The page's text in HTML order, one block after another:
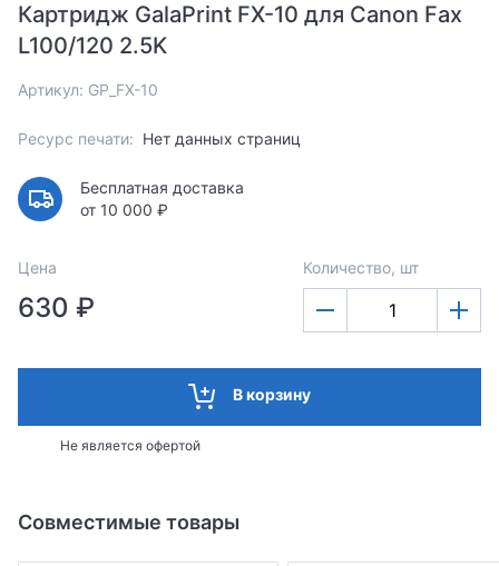
Картридж GalaPrint FX-10 для Canon Fax
L100/120 2.5K
Артикул: GP_FX-10
Ресурс печати: Нет данных страниц
Бесплатная доставка
от 10 000 ₽
Цена
630 ₽
Количество, шт
В корзину
Не является офертой
Совместимые товары